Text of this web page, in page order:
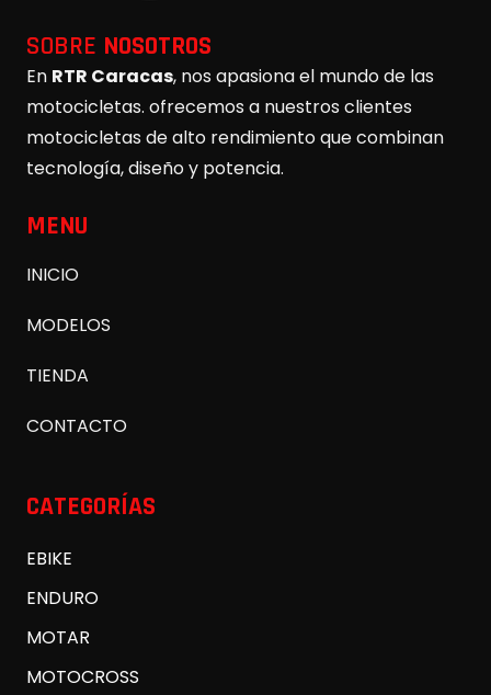
SOBRE NOSOTROS
En RTR Caracas, nos apasiona el mundo de las
motocicletas. ofrecemos a nuestros clientes
motocicletas de alto rendimiento que combinan
tecnología, diseño y potencia.
MENU
INICIO
MODELOS
TIENDA
CONTACTO
CATEGORÍAS
EBIKE
ENDURO
MOTAR
MOTOCROSS